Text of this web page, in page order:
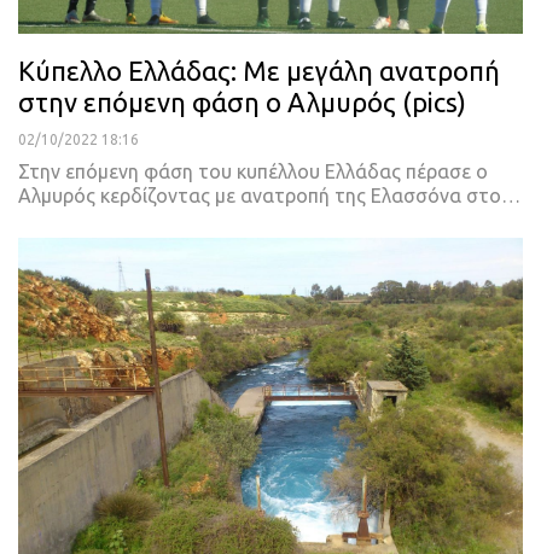
Κύπελλο Ελλάδας: Με μεγάλη ανατροπή
στην επόμενη φάση ο Αλμυρός (pics)
02/10/2022 18:16
Στην επόμενη φάση του κυπέλλου Ελλάδας πέρασε ο
Αλμυρός κερδίζοντας με ανατροπή της Ελασσόνα στο…